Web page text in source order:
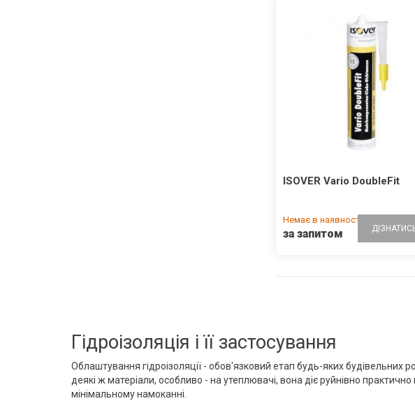
Гідроізоляція і її застосування
Облаштування гідроізоляції - обов'язковий етап будь-яких будівельних
деякі ж матеріали, особливо - на утеплювачі, вона діє руйнівно
мінімальному намоканні.
ISOVER Vario DoubleFit
Немає в наявності
за запитом